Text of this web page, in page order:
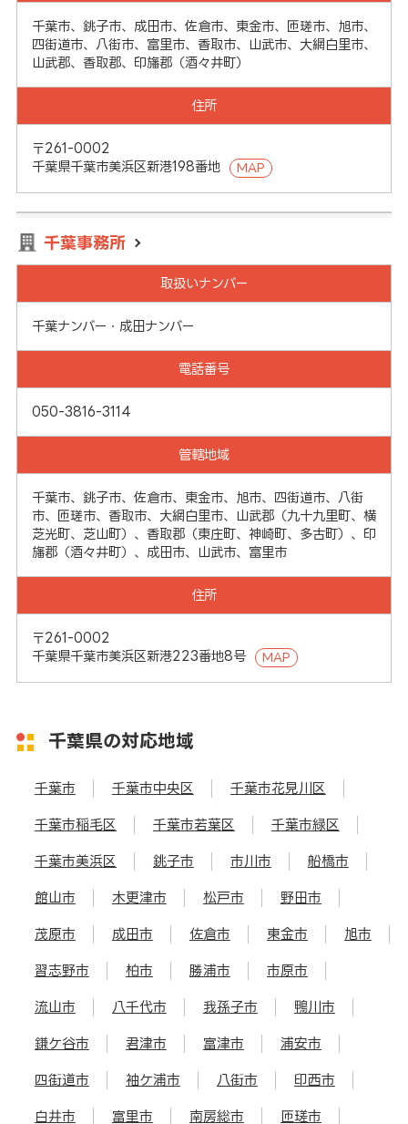
千葉市、銚子市、成田市、佐倉市、東金市、匝瑳市、旭市、
四街道市、八街市、富里市、香取市、山武市、大網白里市、
山武郡、香取郡、印旛郡（酒々井町）
住所
〒261-0002
千葉県千葉市美浜区新港198番地
MAP
千葉事務所
取扱いナンバー
千葉ナンバー・成田ナンバー
電話番号
050-3816-3114
管轄地域
千葉市、銚子市、佐倉市、東金市、旭市、四街道市、八街
市、匝瑳市、香取市、大網白里市、山武郡（九十九里町、横
芝光町、芝山町）、香取郡（東庄町、神崎町、多古町）、印
旛郡（酒々井町）、成田市、山武市、富里市
住所
〒261-0002
千葉県千葉市美浜区新港223番地8号
MAP
千葉県の対応地域
千葉市 千葉市中央区 千葉市花見川区
千葉市稲毛区 千葉市若葉区 千葉市緑区
千葉市美浜区 銚子市 市川市 船橋市
館山市 木更津市 松戸市 野田市
茂原市 成田市 佐倉市 東金市 旭市
習志野市 柏市 勝浦市 市原市
流山市 八千代市 我孫子市 鴨川市
鎌ケ谷市 君津市 富津市 浦安市
四街道市 袖ケ浦市 八街市 印西市
白井市 富里市 南房総市 匝瑳市